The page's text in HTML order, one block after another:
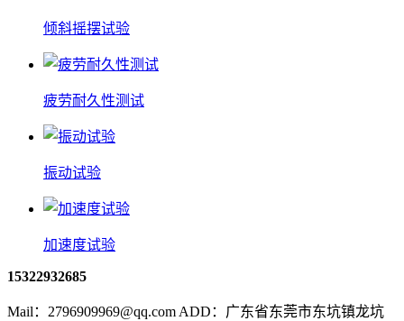
倾斜摇摆试验
疲劳耐久性测试
振动试验
加速度试验
15322932685
Mail：2796909969@qq.com ADD：广东省东莞市东坑镇龙坑